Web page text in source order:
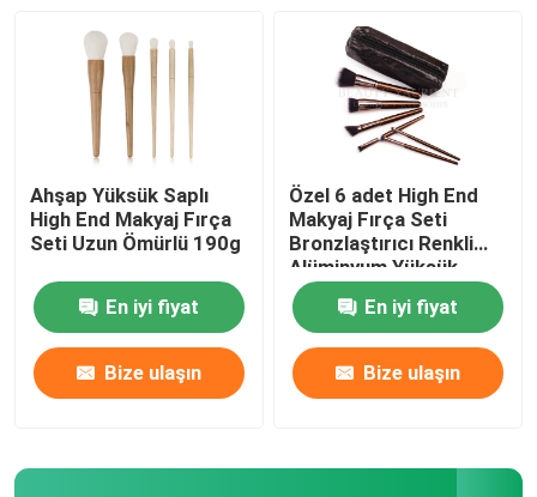
Ahşap Yüksük Saplı
High End Makyaj Fırça
Seti Uzun Ömürlü 190g
En iyi fiyat
Bize ulaşın
Özel 6 adet High End
Makyaj Fırça Seti
Bronzlaştırıcı Renkli
Alüminyum Yüksük
En iyi fiyat
Bize ulaşın